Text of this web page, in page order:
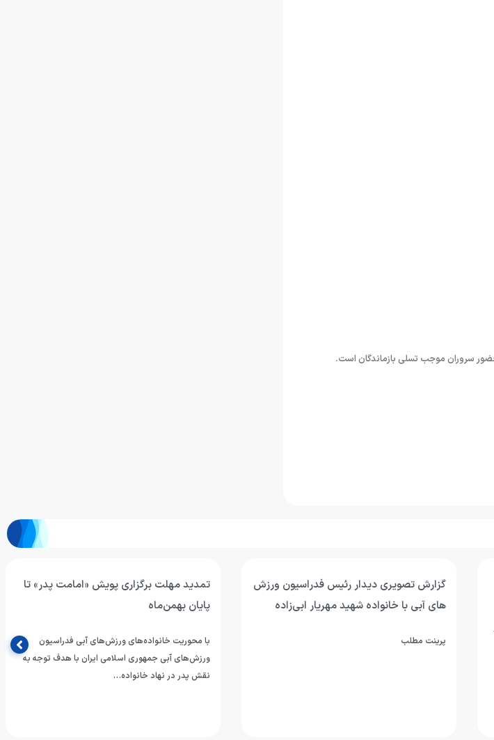
گزارش تصویری دیدار رئیس فدراسیون ورزش
های آبی با خانواده شهید مهریار ابی‌زاده
پرینت مطلب
تمدید مهلت برگزاری پویش «امامت پدر» تا
پایان بهمن‌ماه
با محوریت خانواده‌های ورزش‌های آبی فدراسیون
ورزش‌های آبی جمهوری اسلامی ایران با هدف توجه به
نقش پدر در نهاد خانواده…